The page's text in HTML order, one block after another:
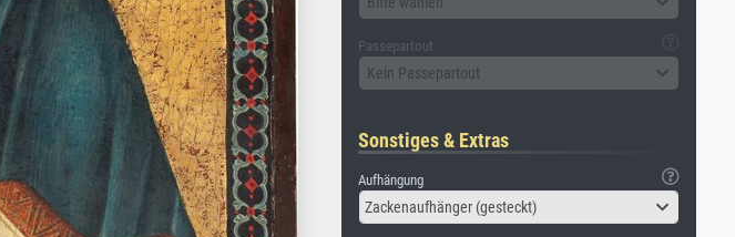
Passepartout
Kein Passepartout
Sonstiges & Extras
Aufhängung
Zackenaufhänger (gesteckt)